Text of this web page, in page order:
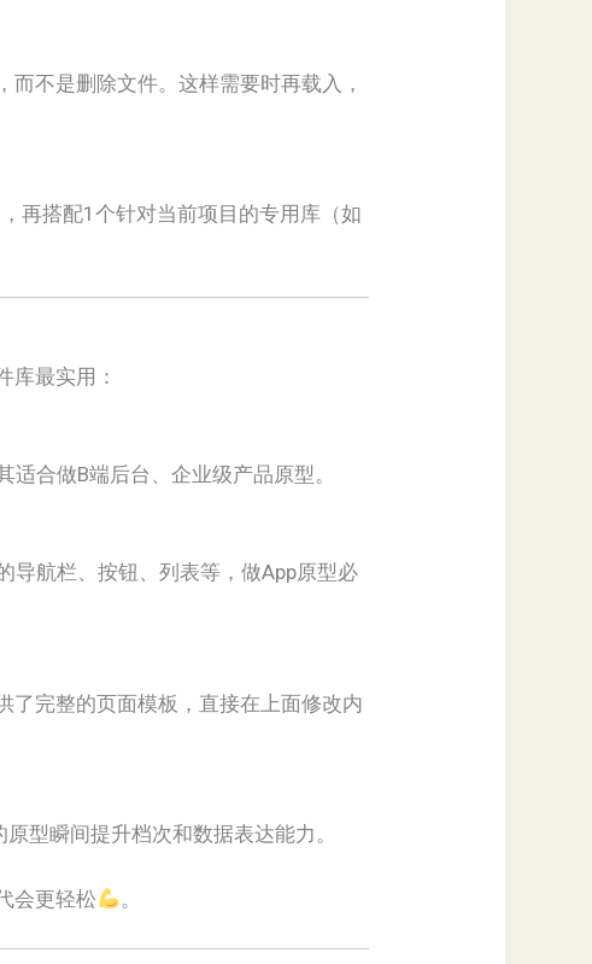
不是删除文件。这样需要时再载入，
再搭配1个针对当前项目的专用库（如
库最实用：
适合做B端后台、企业级产品原型。
导航栏、按钮、列表等，做App原型必
了完整的页面模板，直接在上面修改内
型瞬间提升档次和数据表达能力。
会更轻松 。